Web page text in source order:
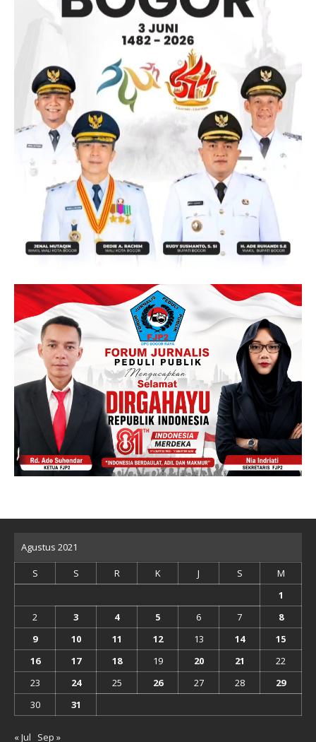
Agustus 2021
S S R K J S
M
1
2
3 4 5 6 7
8
9
10 11 12 13 14
15
16
17 18 19 20 21
22
23
24 25 26 27 28
29
30
31
« Jul Sep »